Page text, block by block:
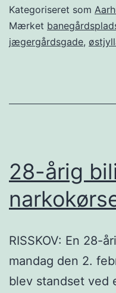
Kategoriseret som
Mærket
jægergårdsgade,
28-årig
RISSKOV: En 28-
mandag den 2.
blev standset ved